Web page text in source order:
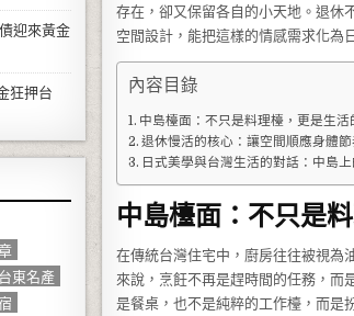
存在，卻又保留各自的小天地。退休
空間設計，能把這樣的情感需求化為
內容目錄
中島檯面：不只是料理檯，更是生活
退休慢活的核心：讓空間順應身體
日式美學與台灣生活的對話：中島
中島檯面：不只是
在傳統台灣住宅中，廚房往往被視為
來說，烹飪不再是趕時間的任務，而
是餐桌，也不是純粹的工作檯，而是
迎來黃金
狂押台
台東名產